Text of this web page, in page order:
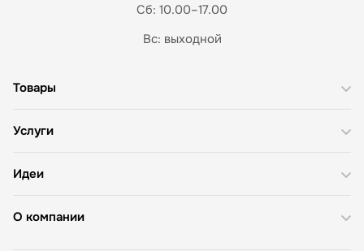
Сб: 10.00–17.00
Вс: выходной
О компании
Товары
Услуги
Идеи